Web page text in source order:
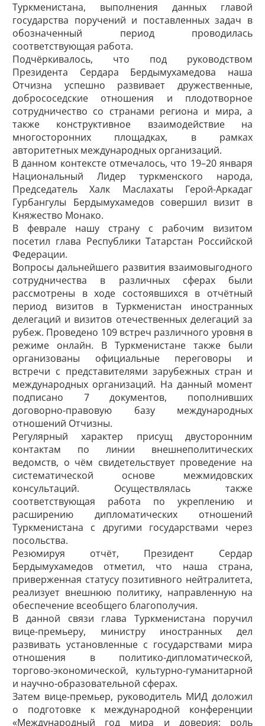
Туркменистана, выполнения данных главой
государства поручений и поставленных задач в
обозначенный период проводилась
соответствующая работа.
Подчёркивалось, что под руководством
Президента Сердара Бердымухамедова наша
Отчизна успешно развивает дружественные,
добрососедские отношения и плодотворное
сотрудничество со странами региона и мира, а
также конструктивное взаимодействие на
многосторонних площадках, в рамках
авторитетных международных организаций.
В данном контексте отмечалось, что 19–20 января
Национальный Лидер туркменского народа,
Председатель Халк Маслахаты Герой-Аркадаг
Гурбангулы Бердымухамедов совершил визит в
Княжество Монако.
В феврале нашу страну с рабочим визитом
посетил глава Республики Татарстан Российской
Федерации.
Вопросы дальнейшего развития взаимовыгодного
сотрудничества в различных сферах были
рассмотрены в ходе состоявшихся в отчётный
период визитов в Туркменистан иностранных
делегаций и визитов отечественных делегаций за
рубеж. Проведено 109 встреч различного уровня в
режиме онлайн. В Туркменистане также были
организованы официальные переговоры и
встречи с представителями зарубежных стран и
международных организаций. На данный момент
подписано 7 документов, пополнивших
договорно-правовую базу международных
отношений Отчизны.
Регулярный характер присущ двусторонним
контактам по линии внешнеполитических
ведомств, о чём свидетельствует проведение на
систематической основе межмидовских
консультаций. Осуществ­лялась также
соответствующая работа по укреплению и
расширению дипломатических отношений
Туркменистана с другими государствами через
посольства.
Резюмируя отчёт, Президент Сердар
Бердымухамедов отметил, что наша страна,
приверженная статусу позитивного нейтралитета,
реализует внешнюю политику, направленную на
обеспечение всеобщего благополучия.
В данной связи глава Туркменистана поручил
вице-премьеру, министру иностранных дел
развивать установленные с государствами мира
отношения в политико-дипломатической,
торгово-экономической, культурно-гуманитарной
и научно-образовательной сферах.
Затем вице-премьер, руководитель МИД доложил
о подготовке к международной конференции
«Международный год мира и доверия: роль